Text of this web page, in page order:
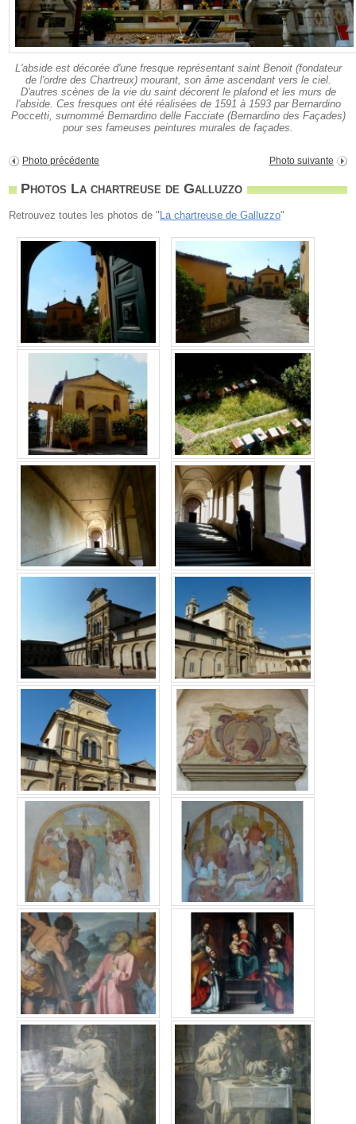
L'abside est décorée d'une fresque représentant saint Benoit (fondateur
de l'ordre des Chartreux) mourant, son âme ascendant vers le ciel.
D'autres scènes de la vie du saint décorent le plafond et les murs de
l'abside. Ces fresques ont été réalisées de 1591 à 1593 par Bernardino
Poccetti, surnommé Bernardino delle Facciate (Bernardino des Façades)
pour ses fameuses peintures murales de façades.
Photo précédente Photo suivante
Photos La chartreuse de Galluzzo
Retrouvez toutes les photos de " La chartreuse de Galluzzo"